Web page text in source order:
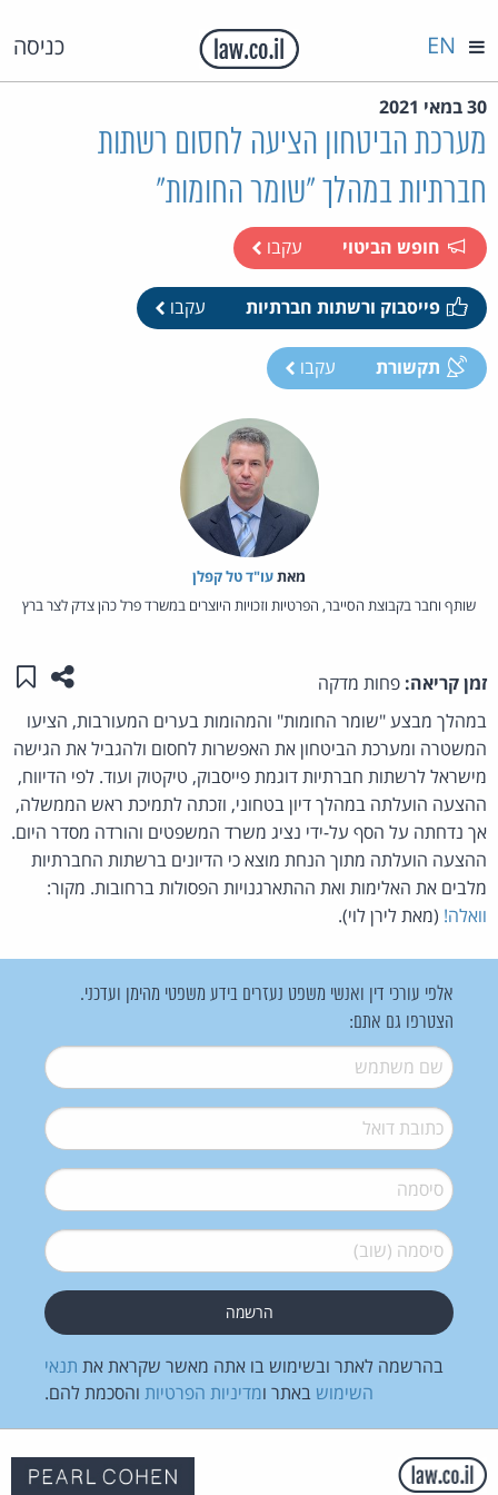
כניסה EN
30 במאי 2021
מערכת הביטחון הציעה לחסום רשתות
חברתיות במהלך "שומר החומות"
חופש הביטוי עקבו
פייסבוק ורשתות חברתיות עקבו
תקשורת עקבו
מאת‏עו"ד טל קפלן
שותף וחבר בקבוצת הסייבר, הפרטיות וזכויות היוצרים במשרד פרל כהן צדק לצר ברץ
זמן קריאה: פחות מדקה שתפו
במהלך מבצע "שומר החומות" והמהומות בערים המעורבות, הציעו
המשטרה ומערכת הביטחון את האפשרות לחסום ולהגביל את הגישה
מישראל לרשתות חברתיות דוגמת פייסבוק, טיקטוק ועוד. לפי הדיווח,
ההצעה הועלתה במהלך דיון בטחוני, וזכתה לתמיכת ראש הממשלה,
אך נדחתה על הסף על-ידי נציג משרד המשפטים והורדה מסדר היום.
ההצעה הועלתה מתוך הנחת מוצא כי הדיונים ברשתות החברתיות
מלבים את האלימות ואת ההתארגנויות הפסולות ברחובות. מקור:
וואלה! (מאת לירן לוי).
אלפי עורכי דין ואנשי משפט נעזרים בידע משפטי מהימן ועדכני.
הצטרפו גם אתם:
שם משתמש*
דואל*
סיסמה*
סיסמה (שוב)*
בהרשמה לאתר ובשימוש בו אתה מאשר שקראת את תנאי
השימוש באתר ומדיניות הפרטיות והסכמת להם.